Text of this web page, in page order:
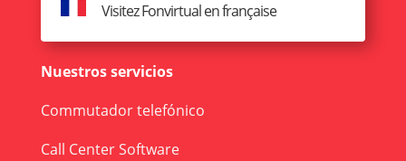
Visitez Fonvirtual en française
Nuestros servicios
Commutador telefónico
Call Center Software